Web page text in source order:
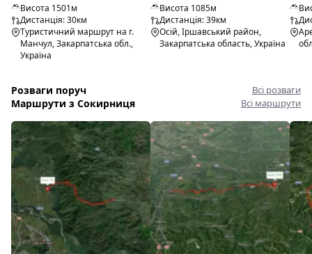
Висота 1501м
Дистанція: 30км
Туристичний маршрут на г.
Манчул, Закарпатська обл.,
Україна
Висота 1085м
Дистанція: 39км
Осій, Іршавський район,
Закарпатська область, Україна
Розваги поруч Всі розваги
Маршрути з Сокирниця Всі маршрути